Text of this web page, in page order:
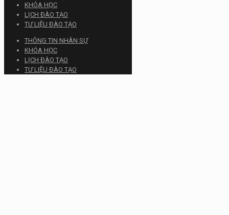
KHÓA HỌC
LỊCH ĐÀO TẠO
TƯ LIỆU ĐÀO TẠO
THÔNG TIN NHÂN SỰ
KHÓA HỌC
LỊCH ĐÀO TẠO
TƯ LIỆU ĐÀO TẠO